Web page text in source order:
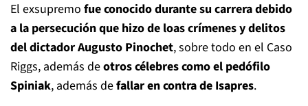
El exsupremo fue conocido durante su carrera debido
a la persecución que hizo de loas crímenes y delitos
del dictador Augusto Pinochet, sobre todo en el Caso
Riggs, además deotros célebres como el pedófilo
Spiniak, además defallar en contra de Isapres.